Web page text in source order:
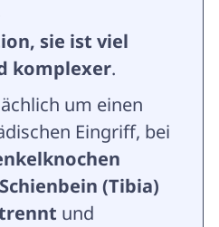
sie ist viel
komplexer.
um einen
Eingriff, bei
(Tibia)
und